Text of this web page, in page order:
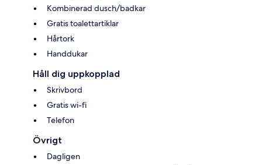
Kombinerad dusch/badkar
Gratis toalettartiklar
Hårtork
Handdukar
Håll dig uppkopplad
Skrivbord
Gratis wi-fi
Telefon
Övrigt
Dagligen